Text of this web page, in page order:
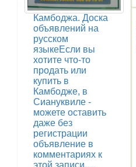
Камбоджа. Доска
объявлений на
русском
языкеЕсли вы
хотите что-то
продать или
купить в
Камбодже, в
Сиануквиле -
можете оставить
даже без
регистрации
объявление в
комментариях к
этой записи.…